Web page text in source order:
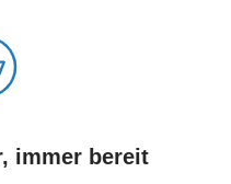
immer bereit